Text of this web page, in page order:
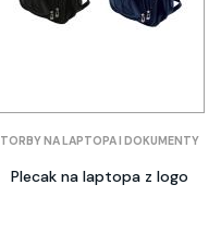
TORBY NA LAPTOPA I DOKUMENTY
Plecak na laptopa z logo